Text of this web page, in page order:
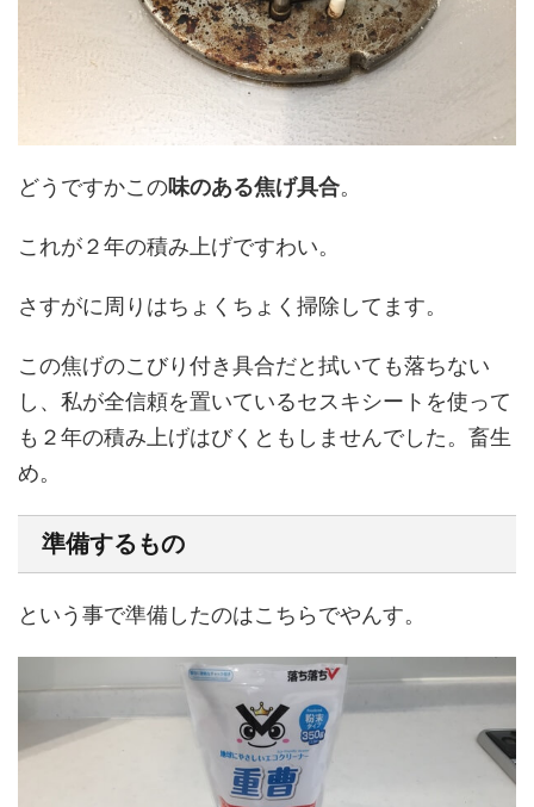
どうですかこの味のある焦げ具合。
これが２年の積み上げですわい。
さすがに周りはちょくちょく掃除してます。
この焦げのこびり付き具合だと拭いても落ちない
し、私が全信頼を置いているセスキシートを使って
も２年の積み上げはびくともしませんでした。畜生
め。
準備するもの
という事で準備したのはこちらでやんす。